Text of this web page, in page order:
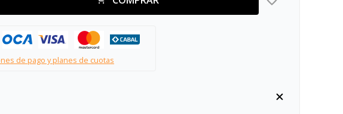
de pago y planes de cuotas